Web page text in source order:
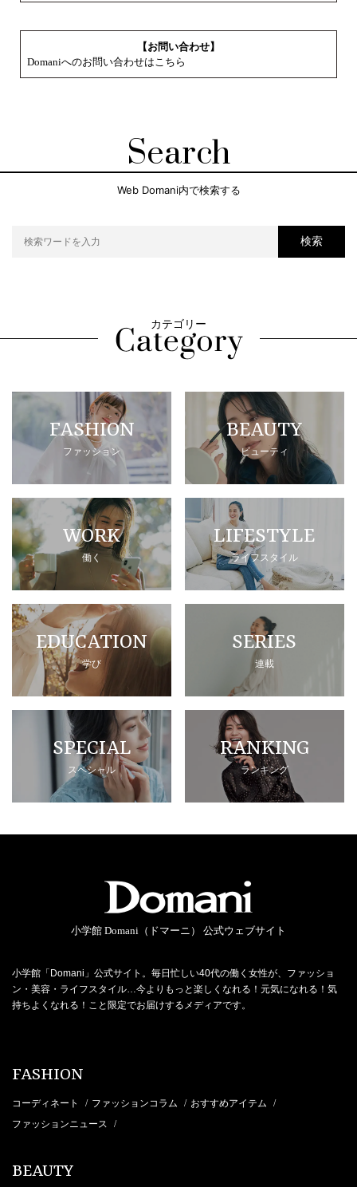
【お問い合わせ】
Domaniへのお問い合わせはこちら
Search
Web Domani内で検索する
検索
カテゴリー
FASHION
ファッション
BEAUTY
ビューティ
WORK
働く
LIFESTYLE
ライフスタイル
EDUCATION
学び
SERIES
連載
SPECIAL
スペシャル
RANKING
ランキング
小学館 Domani（ドマーニ） 公式ウェブサイト
小学館「Domani」公式サイト。毎日忙しい40代の働く女性が、ファッショ
ン・美容・ライフスタイル…今よりもっと楽しくなれる！元気になれる！気
持ちよくなれる！こと限定でお届けするメディアです。
FASHION
コーディネート / ファッションコラム / おすすめアイテム /
ファッションニュース /
BEAUTY